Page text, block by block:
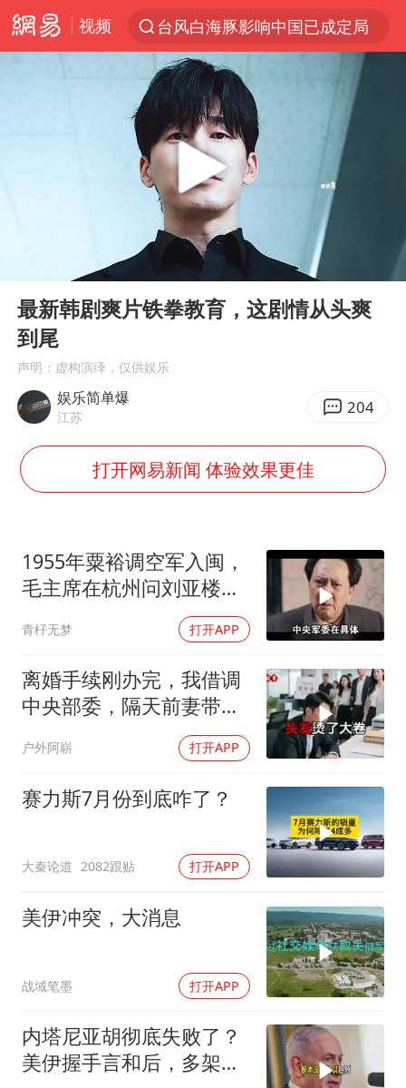
视频
台风白海豚影响中国已成定局
昆明石林火把节
我国编制完成新版全月地质图
宇树科技发行价格150.80元/股
郑国霖回应去景区上班被保安拦下
感觉全东北都在等7号
中央气象台发布台风黄色预警
扎哈罗娃批广岛市长不提美国原子弹
关之琳否认与27岁模特的恋情
多地要求领导干部带头休假
对话重庆地铁吐血女孩
奋进开新局 实干挑大梁
Play
最新韩剧爽片铁拳教育，这剧情从头爽
到尾
声明：虚构演绎，仅供娱乐
娱乐简单爆
江苏 204
打开网易新闻 体验效果更佳
1955年粟裕调空军入闽，
毛主席在杭州问刘亚楼：
青杍无梦 打开APP
离婚手续刚办完，我借调
中央部委，隔天前妻带新
户外阿崭 打开APP
赛力斯7月份到底咋了？
大秦论道 2082跟贴 打开APP
美伊冲突，大消息
战域笔墨 打开APP
内塔尼亚胡彻底失败了？
美伊握手言和后，多架美